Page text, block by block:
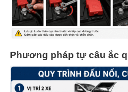
Phương pháp tự câu ắc